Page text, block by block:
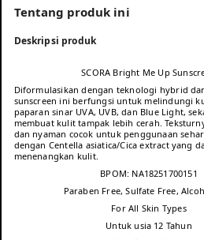
Manfaat produk: melindungi kulit
dari paparan sinar matahari UV
Jenis kulit: all skin type bagus gaiss
sunscreen Scora ini mantep poll
pokonya juga murce
Produk:Default
2026-07-07
T** O**️· Pembelian terverifikasi
ID
Cocok untuk semua jenis kulit
Alhamdulillah Jenis kulit: Semua
kulit Manfaat produk: Melindungi
kulit Bahan: Gak tahu